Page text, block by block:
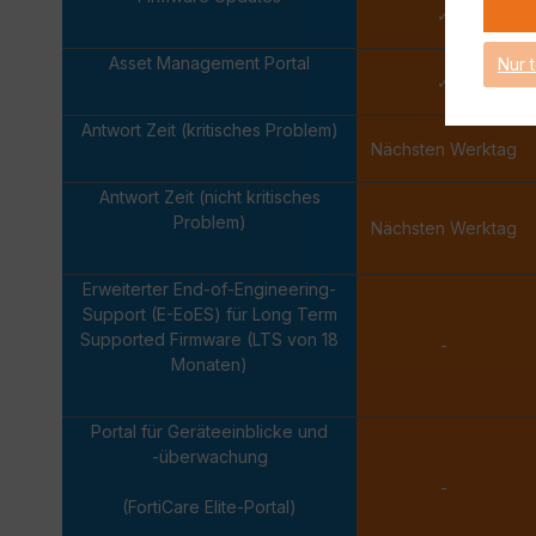
✓
Asset Management Portal
✓
Antwort Zeit (kritisches Problem)
Nächsten Werktag
Antwort Zeit (nicht kritisches
Problem)
Nächsten Werktag
Erweiterter End-of-Engineering-
Support (E-EoES) für Long Term
Supported Firmware (LTS von 18
Monaten)
-
Portal für Geräteeinblicke und
-überwachung
(FortiCare Elite-Portal)
-
Nur